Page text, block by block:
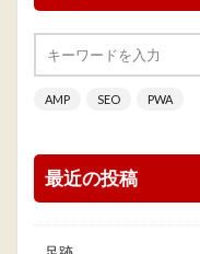
AMP SEO PWA
最近の投稿